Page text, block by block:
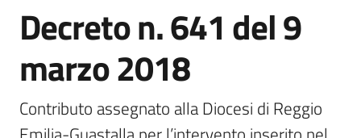
Decreto n. 641 del 9
marzo 2018
Contributo assegnato alla Diocesi di Reggio